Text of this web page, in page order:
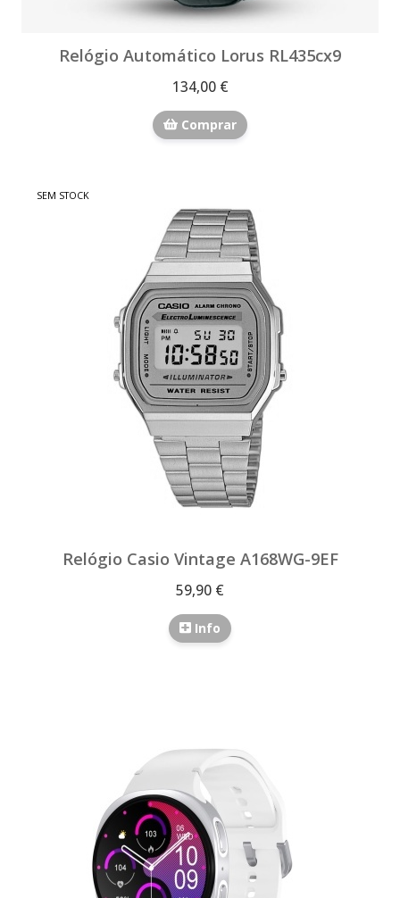
Relógio Automático Lorus RL435cx9
134,00 €
Comprar
SEM STOCK
Relógio Casio Vintage A168WG-9EF
59,90 €
Info